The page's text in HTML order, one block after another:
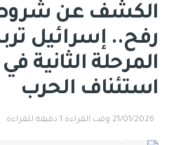
الكشف عن
رفح.. إسرائيل
المرحلة الثانية
استئناف الحرب
21/01/2026 وقت القراءة:1 دقيقة للقراءة